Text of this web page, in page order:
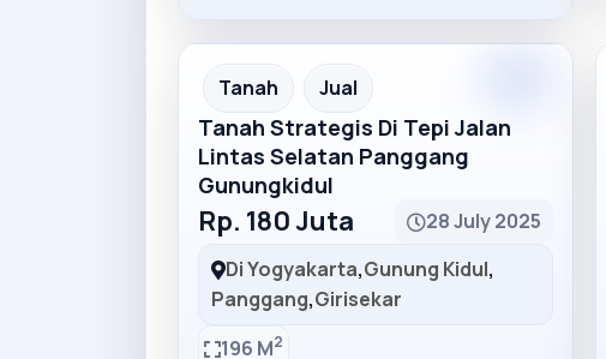
Recommended
Tanah Jual
Tanah Strategis Di Tepi Jalan
Lintas Selatan Panggang
Gunungkidul
Rp. 180 Juta
28 July 2025
Di Yogyakarta,Gunung Kidul,
Panggang,Girisekar
196 M2